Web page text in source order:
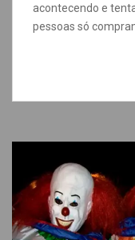
acontecendo e
pessoas só